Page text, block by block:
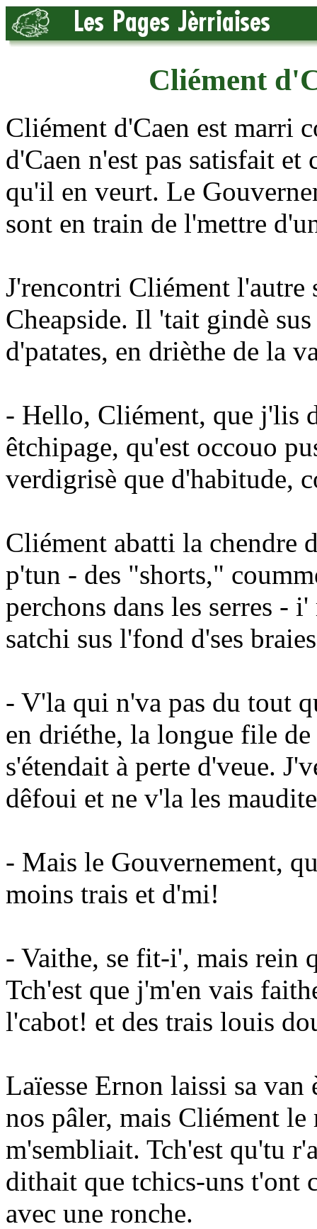
Cliément
Cliément d'Caen est marri
d'Caen n'est pas satisfait
qu'il en veurt. Le
sont en train de l'mettre
J'rencontri Cliément l'autre
Cheapside. Il 'tait gindè
d'patates, en drièthe de la
- Hello, Cliément, que j'lis
êtchipage, qu'est occouo
verdigrisè que d'habitude,
Cliément abatti la chendre
p'tun - des "shorts,"
perchons dans les serres -
satchi sus l'fond d'ses
- V'la qui n'va pas du tout
en driéthe, la longue file
s'étendait à perte d'veue.
dêfoui et ne v'la les
- Mais le Gouvernement,
moins trais et d'mi!
- Vaithe, se fit-i', mais rein
Tch'est que j'm'en vais
l'cabot! et des trais louis
Laïesse Ernon laissi sa van
nos pâler, mais Cliément le
m'sembliait. Tch'est qu'tu
dithait que tchics-uns t'ont
avec une ronche.